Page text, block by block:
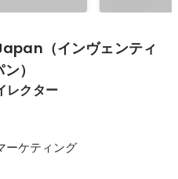
（インヴェンティ
）
レクター
ーケティング